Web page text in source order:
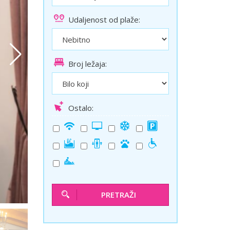
Solun polazak iz Niša
Temišvar polazak iz Niša
Udaljenost od plaže:
Broj ležaja:
Ostalo:
PRETRAŽI